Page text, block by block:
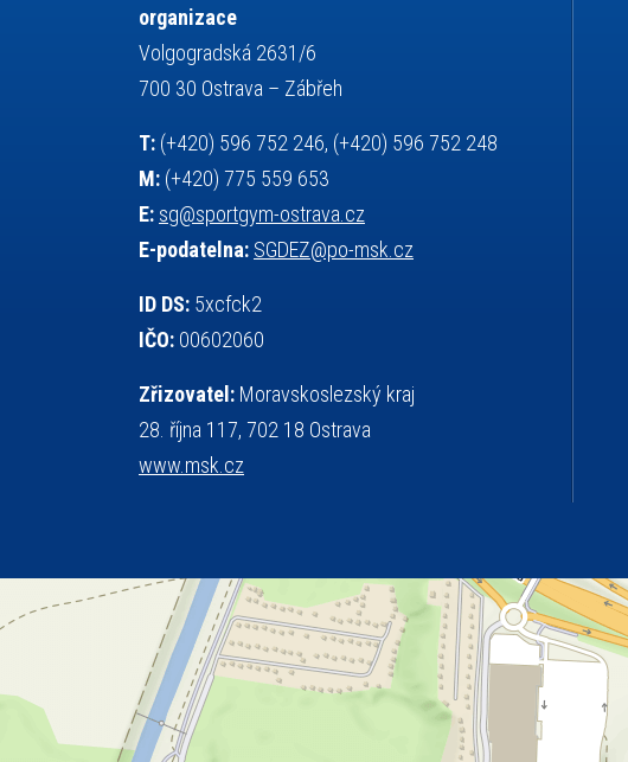
přijímací řízení
rychlobruslení
snowboarding
sportovní gymnastika sportovní lezení
squash stolní tenis
talentová zkouška
tanec
teorie sportovní přípravy
tělesná výchova
událost
volejbal
vzpírání
zeměpis základy společenských věd
zápas řeckořímský úřední deska
český jazyk
organizace
Volgogradská 2631/6
700 30 Ostrava – Zábřeh
T: (+420) 596 752 246, (+420) 596 752 248
M: (+420) 775 559 653
E: sg@sportgym-ostrava.cz
E-podatelna: SGDEZ@po-msk.cz
ID DS: 5xcfck2
IČO: 00602060
Zřizovatel: Moravskoslezský kraj
28. října 117, 702 18 Ostrava
www.msk.cz